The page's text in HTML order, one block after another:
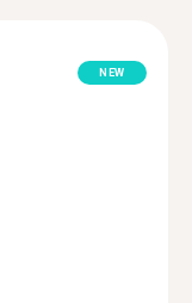
NEW